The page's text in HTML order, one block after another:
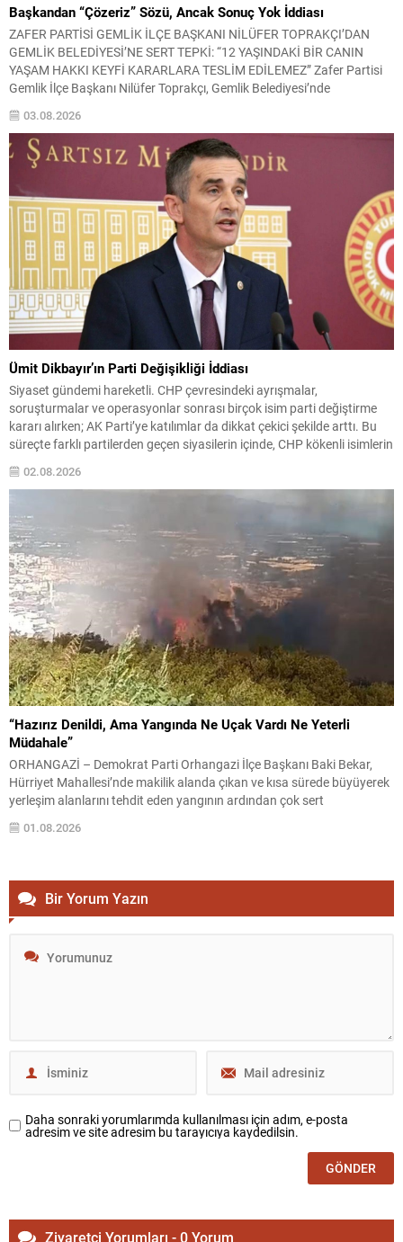
Başkandan “Çözeriz” Sözü, Ancak Sonuç Yok İddiası
ZAFER PARTİSİ GEMLİK İLÇE BAŞKANI NİLÜFER TOPRAKÇI’DAN
GEMLİK BELEDİYESİ’NE SERT TEPKİ: “12 YAŞINDAKİ BİR CANIN
YAŞAM HAKKI KEYFİ KARARLARA TESLİM EDİLEMEZ” Zafer Partisi
Gemlik İlçe Başkanı Nilüfer Toprakçı, Gemlik Belediyesi’nde
yaşandığını belirttiği bir sahiplendirme sürecine ilişkin kamuoyuna
kapsamlı bir açıklama yaptı. Toprakçı, yıllardır sokakta vatandaşların
bakımını üstlendiği 12 yaşındaki yaşlı...
03.08.2026
Ümit Dikbayır’ın Parti Değişikliği İddiası
Siyaset gündemi hareketli. CHP çevresindeki ayrışmalar,
soruşturmalar ve operasyonlar sonrası birçok isim parti değiştirme
kararı alırken; AK Parti’ye katılımlar da dikkat çekici şekilde arttı. Bu
süreçte farklı partilerden geçen siyasilerin içinde, CHP kökenli isimlerin
öne çıktığı gözlendi. Sakarya Milletvekili Ümit Dikbayır hakkında son
dönemde en çok konuşulan konu, tekrar bir...
02.08.2026
“Hazırız Denildi, Ama Yangında Ne Uçak Vardı Ne Yeterli
Müdahale”
ORHANGAZİ – Demokrat Parti Orhangazi İlçe Başkanı Baki Bekar,
Hürriyet Mahallesi’nde makilik alanda çıkan ve kısa sürede büyüyerek
yerleşim alanlarını tehdit eden yangının ardından çok sert
incelemelerde bulunduklarını belirten Bekar, müdahale sürecinde ciddi
01.08.2026
Bir Yorum Yazın
Daha sonraki yorumlarımda kullanılması için adım, e-posta
adresim ve site adresim bu tarayıcıya kaydedilsin.
Ziyaretçi Yorumları - 0 Yorum